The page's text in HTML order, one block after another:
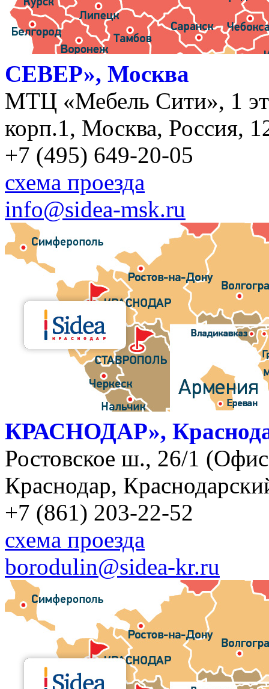
СЕВЕР», Москва
МТЦ «Мебель Сити», 1
корп.1, Москва, Россия,
+7 (495) 649-20-05
схема проезда
info@sidea-msk.ru
КРАСНОДАР»,
Ростовское ш., 26/1
Краснодар,
+7 (861) 203-22-52
схема проезда
borodulin@sidea-kr.ru